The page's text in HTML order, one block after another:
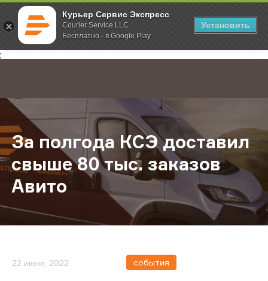
Курьер Сервис Экспресс
Courier Service LLC
Бесплатно - в Google Play
Установить
;
Главная О компании Новости За полгода КСЭ доставил свыше
За полгода КСЭ доставил
свыше 80 тыс. заказов
Авито
22 июня, 2022 события